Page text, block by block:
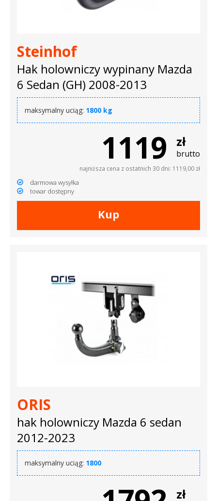
Steinhof
Hak holowniczy wypinany Mazda
6 Sedan (GH) 2008-2013
maksymalny uciąg: 1800 kg
1119 zł
brutto
najniższa cena z ostatnich 30 dni: 1119,00 zł
darmowa wysyłka
towar dostępny
Kup
ORIS
hak holowniczy Mazda 6 sedan
2012-2023
maksymalny uciąg: 1800
zł